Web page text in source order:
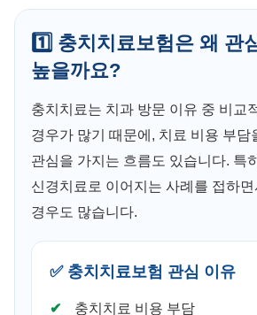
1️⃣ 충치치료보험은 왜 관
높을까요?
충치치료는 치과 방문 이유 중 비교
경우가 많기 때문에, 치료 비용 부담
관심을 가지는 흐름도 있습니다. 특
신경치료로 이어지는 사례를 접하
경우도 많습니다.
✅ 충치치료보험 관심 이유
충치치료 비용 부담